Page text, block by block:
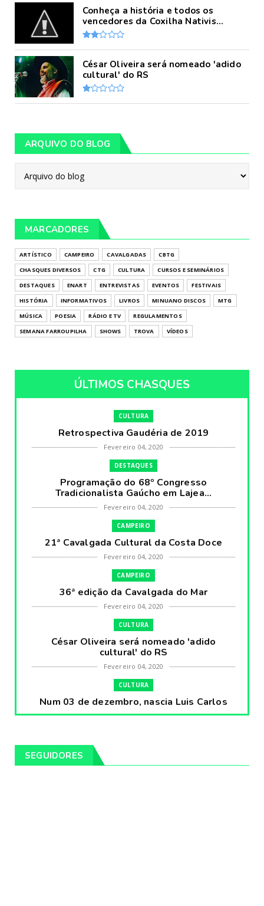
Conheça a história e todos os
vencedores da Coxilha Nativis...
César Oliveira será nomeado 'adido
cultural' do RS
ARQUIVO DO BLOG
MARCADORES
ARTÍSTICO CAMPEIRO CAVALGADAS
CBTG
CHASQUES DIVERSOS
CTG CULTURA
CURSOS E SEMINÁRIOS
DESTAQUES
ENART ENTREVISTAS EVENTOS
FESTIVAIS
HISTÓRIA
INFORMATIVOS LIVROS MINUANO DISCOS
MTG
MÚSICA
POESIA RÁDIO E TV
REGULAMENTOS
SEMANA FARROUPILHA
SHOWS TROVA VÍDEOS
ÚLTIMOS CHASQUES
CULTURA
Retrospectiva Gaudéria de 2019
Fevereiro 04, 2020
DESTAQUES
Programação do 68º Congresso
Tradicionalista Gaúcho em Lajea...
Fevereiro 04, 2020
CAMPEIRO
21ª Cavalgada Cultural da Costa Doce
Fevereiro 04, 2020
CAMPEIRO
36ª edição da Cavalgada do Mar
Fevereiro 04, 2020
CULTURA
César Oliveira será nomeado 'adido
cultural' do RS
Fevereiro 04, 2020
CULTURA
Num 03 de dezembro, nascia Luis Carlos
Prestes, o Cavaleiro ...
Pintores da Temática Gauchesca - parte
SEGUIDORES